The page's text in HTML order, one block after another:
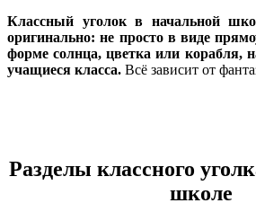
Классный уголок в начальной
оригинально: не просто в виде
форме солнца, цветка или корабля,
учащиеся класса. Всё зависит от
Разделы классного
школе